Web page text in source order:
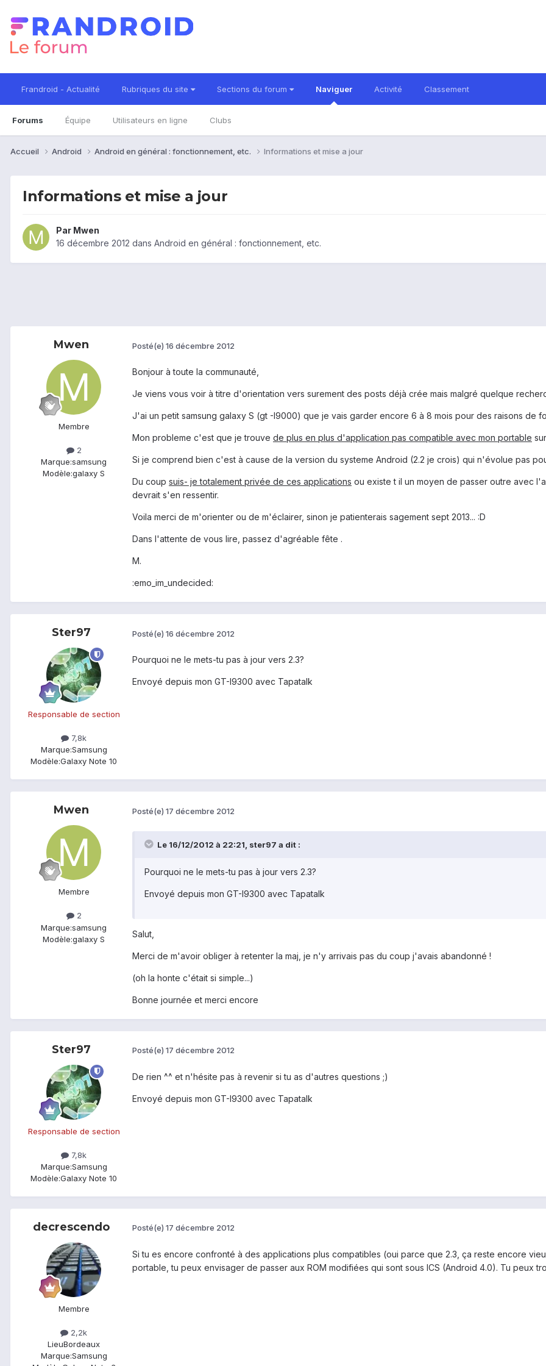
Frandroid - Actualité Rubriques du site Sections du forum Naviguer
Forums Équipe Utilisateurs en ligne Clubs
Activité Classement
Accueil Android Android en général : fonctionnement, etc. Informations et mise a jour
Informations et mise a jour
Par Mwen
16 décembre 2012 dans Android en général : fonctionnement, etc.
Mwen
Membre
2
Marque:samsung
Modèle:galaxy S
Posté(e) 16 décembre 2012
Bonjour à toute la communauté,
Je viens vous voir à titre d'orientation vers surement des posts déjà crée mais malgré quelque
J'ai un petit samsung galaxy S (gt -I9000) que je vais garder encore 6 à 8 mois pour des raisons de
Mon probleme c'est que je trouve de plus en plus d'application pas compatible avec mon portable
Si je comprend bien c'est à cause de la version du systeme Android (2.2 je crois) qui n'évolue pas
Du coup suis- je totalement privée de ces applications ou existe t il un moyen de passer outre avec
devrait s'en ressentir.
Voila merci de m'orienter ou de m'éclairer, sinon je patienterais sagement sept 2013... :D
Dans l'attente de vous lire, passez d'agréable fête .
M.
:emo_im_undecided:
Ster97
Responsable de section
7,8k
Marque:Samsung
Modèle:Galaxy Note 10
Posté(e) 16 décembre 2012
Pourquoi ne le mets-tu pas à jour vers 2.3?
Envoyé depuis mon GT-I9300 avec Tapatalk
Mwen
Membre
2
Marque:samsung
Modèle:galaxy S
Posté(e) 17 décembre 2012
Le 16/12/2012 à 22:21, ster97 a dit :
Pourquoi ne le mets-tu pas à jour vers 2.3?
Envoyé depuis mon GT-I9300 avec Tapatalk
Salut,
Merci de m'avoir obliger à retenter la maj, je n'y arrivais pas du coup j'avais abandonné !
(oh la honte c'était si simple...)
Bonne journée et merci encore
Ster97
Responsable de section
7,8k
Marque:Samsung
Modèle:Galaxy Note 10
Posté(e) 17 décembre 2012
De rien ^^ et n'hésite pas à revenir si tu as d'autres questions ;)
Envoyé depuis mon GT-I9300 avec Tapatalk
decrescendo
Membre
2,2k
LieuBordeaux
Marque:Samsung
Posté(e) 17 décembre 2012
Si tu es encore confronté à des applications plus compatibles (oui parce que 2.3, ça reste encore
portable, tu peux envisager de passer aux ROM modifiées qui sont sous ICS (Android 4.0). Tu peux